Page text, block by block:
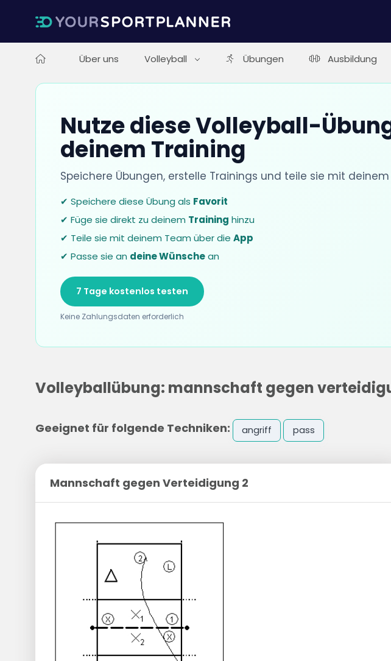
Über uns Volleyball Übungen Ausbildung
Nutze diese Volleyball-
deinem Training
Speichere Übungen, erstelle Trainings und teile sie mit
✔ Speichere diese Übung als Favorit
✔ Füge sie direkt zu deinem Training hinzu
✔ Teile sie mit deinem Team über die App
✔ Passe sie an deine Wünschean
7 Tage kostenlos testen
Keine Zahlungsdaten erforderlich
Volleyballübung: mannschaft gegen
Geeignet für folgende Techniken: angriff pass
Mannschaft gegen Verteidigung 2